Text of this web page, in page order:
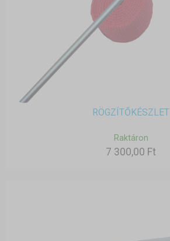
RÖGZÍTŐKÉSZLET
Raktáron
7 300,00 Ft